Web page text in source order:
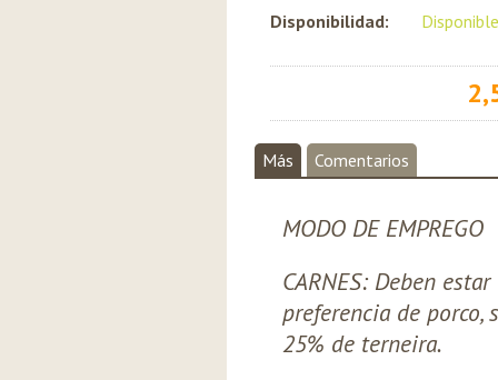
Disponibilidad: Disponible
Más Comentarios
MODO DE EMPREGO
CARNES: Deben
preferencia de porco,
25% de terneira.